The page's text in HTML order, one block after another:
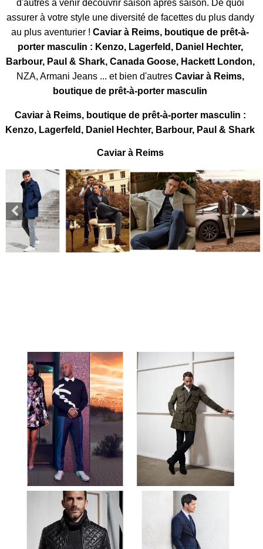
d'autres à venir découvrir saison après saison. De quoi
assurer à votre style une diversité de facettes du plus dandy
au plus aventurier ! Caviar à Reims, boutique de prêt-à-
porter masculin : Kenzo, Lagerfeld, Daniel Hechter,
Barbour, Paul & Shark, Canada Goose, Hackett London,
NZA, Armani Jeans ... et bien d'autres Caviar à Reims,
boutique de prêt-à-porter masculin
Caviar à Reims, boutique de prêt-à-porter masculin :
Kenzo, Lagerfeld, Daniel Hechter, Barbour, Paul & Shark
Caviar à Reims